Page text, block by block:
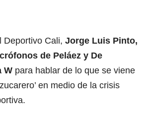
Deportivo Cali, Jorge Luis Pinto,
de Peláez y De
W para hablar de lo que se viene
en medio de la crisis